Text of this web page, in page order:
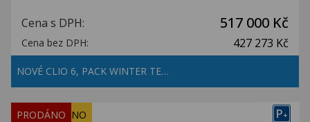
Cena s DPH: 517 000 Kč
Cena bez DPH: 427 273 Kč
NOVÉ CLIO 6, PACK WINTER TE…
P+
REZERVOVÁNO
PRODÁNO